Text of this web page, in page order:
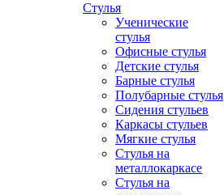
Стулья
Ученические
стулья
Офисные стулья
Детские стулья
Барные стулья
Полубарные стулья
Сидения стульев
Каркасы стульев
Мягкие стулья
Стулья на
металлокаркасе
Стулья на